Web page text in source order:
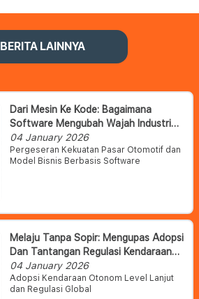
BERITA LAINNYA
Dari Mesin Ke Kode: Bagaimana
Software Mengubah Wajah Industri
Otomotif Dan Daya Saing Pasar
04 January 2026
Pergeseran Kekuatan Pasar Otomotif dan
Model Bisnis Berbasis Software
Melaju Tanpa Sopir: Mengupas Adopsi
Dan Tantangan Regulasi Kendaraan
Otonom Level Lanjut
04 January 2026
Adopsi Kendaraan Otonom Level Lanjut
dan Regulasi Global